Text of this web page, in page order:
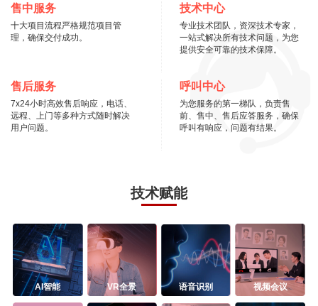
售中服务
十大项目流程严格规范项目管
理，确保交付成功。
技术中心
专业技术团队，资深技术专家，
一站式解决所有技术问题，为您
提供安全可靠的技术保障。
售后服务
7x24小时高效售后响应，电话、
远程、上门等多种方式随时解决
用户问题。
呼叫中心
为您服务的第一梯队，负责售
前、售中、售后应答服务，确保
呼叫有响应，问题有结果。
技术赋能
AI智能 VR全景 语音识别 视频会议